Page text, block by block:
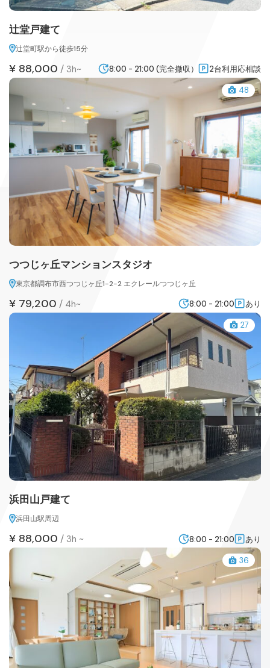
辻堂戸建て
辻堂町駅から徒歩15分
¥ 88,000 / 3h~ 8:00 - 21:00 (完全撤収） 2台利用応相談
48
つつじヶ丘マンションスタジオ
東京都調布市西つつじヶ丘1-2-2 エクレールつつじヶ丘
¥ 79,200 / 4h~ 8:00 - 21:00 あり
27
浜田山戸建て
浜田山駅周辺
¥ 88,000 / 3h ~ 8:00 - 21:00 あり
36